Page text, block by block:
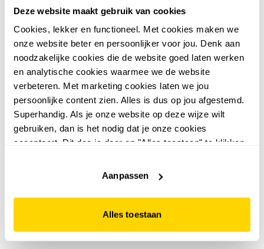
Deze website maakt gebruik van cookies
Cookies, lekker en functioneel. Met cookies maken we
onze website beter en persoonlijker voor jou. Denk aan
noodzakelijke cookies die de website goed laten werken
en analytische cookies waarmee we de website
verbeteren. Met marketing cookies laten we jou
persoonlijke content zien. Alles is dus op jou afgestemd.
Superhandig. Als je onze website op deze wijze wilt
gebruiken, dan is het nodig dat je onze cookies
accepteert. Dit doe je door op "Alles toestaan" te klikken.
website niet optimaal functioneert.
Aanpassen
Alles toestaan